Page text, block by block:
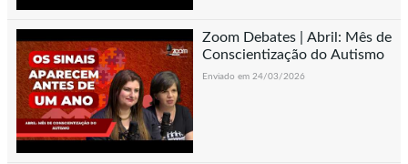
Zoom Debates | Abril: Mês de
Conscientização do Autismo
Enviado em 24/03/2026